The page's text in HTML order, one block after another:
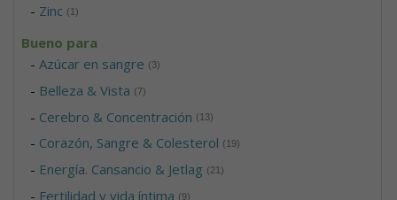
- Zinc (1)
Bueno para
-Azúcar en sangre (3)
- Belleza & Vista (7)
- Cerebro & Concentración (13)
- Corazón, Sangre & Colesterol (19)
- Energía. Cansancio & Jetlag (21)
- Fertilidad y vida íntima (9)